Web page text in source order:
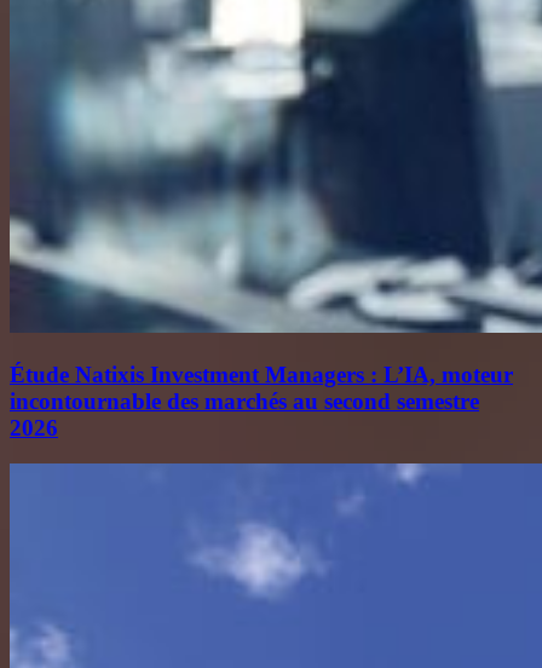
Étude Natixis Investment Managers : L’IA, moteur
incontournable des marchés au second semestre
2026